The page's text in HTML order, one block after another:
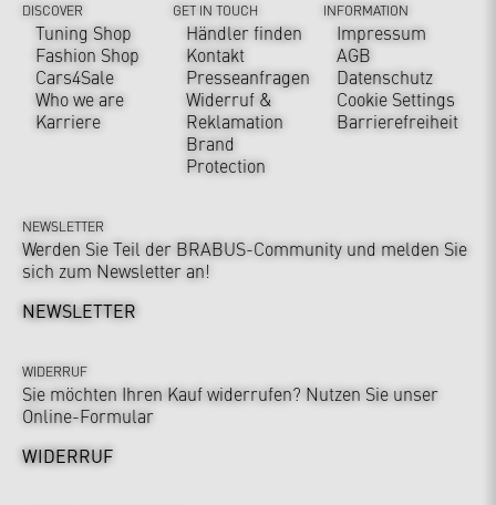
DISCOVER
Tuning Shop
Fashion Shop
Cars4Sale
Who we are
Karriere
GET IN TOUCH
Händler finden
Kontakt
Presseanfragen
Widerruf &
Reklamation
Brand
Protection
INFORMATION
Impressum
AGB
Datenschutz
Cookie Settings
Barrierefreiheit
NEWSLETTER
Werden Sie Teil der BRABUS-Community und melden Sie
sich zum Newsletter an!
NEWSLETTER
WIDERRUF
Sie möchten Ihren Kauf widerrufen? Nutzen Sie unser
Online-Formular
WIDERRUF